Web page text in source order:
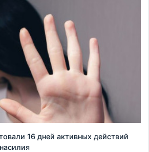
16 дней активных действий